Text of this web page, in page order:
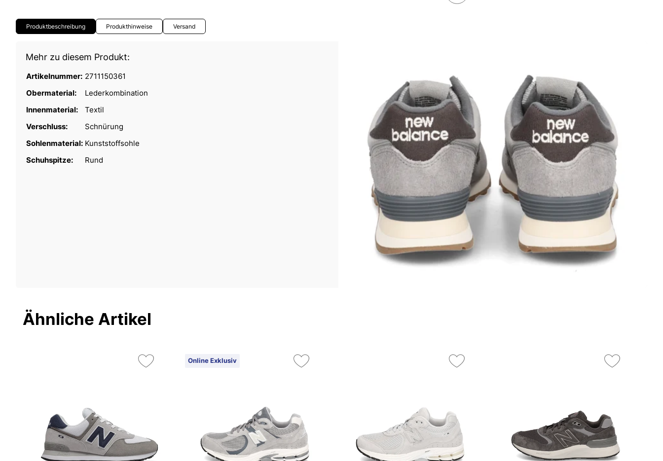
Produktbeschreibung Produkthinweise Versand
Mehr zu diesem Produkt:
Artikelnummer: 2711150361
Obermaterial:
Lederkombination
Innenmaterial:
Textil
Verschluss:
Schnürung
Sohlenmaterial: Kunststoffsohle
Schuhspitze:
Rund
Ähnliche Artikel
Online Exklusiv